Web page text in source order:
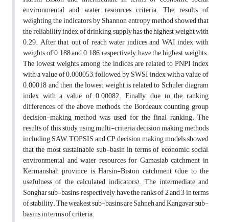
environmental and water resources criteria. The results of
weighting the indicators by Shannon entropy method showed that
the reliability index of drinking supply has the highest weight with
0.29. After that, out of reach water indices and WAI index with
weights of 0.188 and 0.186, respectively, have the highest weights.
The lowest weights among the indices are related to PNPI index
with a value of 0.000053, followed by SWSI index with a value of
0.00018 and then the lowest weight is related to Schuler diagram
index with a value of 0.00082. Finally, due to the ranking
differences of the above methods, the Bordeaux counting group
decision-making method was used for the final ranking. The
results of this study using multi-criteria decision making methods
including SAW, TOPSIS and CP decision making models showed
that the most sustainable sub-basin in terms of economic, social,
environmental and water resources for Gamasiab catchment in
Kermanshah province is Harsin-Biston catchment (due to the
usefulness of the calculated indicators),. The intermediate and
Songhar sub-basins, respectively, have the ranks of 2 and 3 in terms
of stability. The weakest sub-basins are Sahneh and Kangavar sub-
basins in terms of criteria.